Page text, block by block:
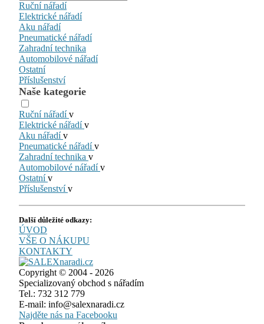
Ruční nářadí
Elektrické nářadí
Aku nářadí
Pneumatické nářadí
Zahradní technika
Automobilové nářadí
Ostatní
Příslušenství
Naše kategorie
Ruční nářadív
Elektrické nářadív
Aku nářadív
Pneumatické nářadív
Zahradní technika v
Automobilové nářadív
Ostatnív
Příslušenstvív
Další důležité odkazy:
ÚVOD
VŠE O NÁKUPU
KONTAKTY
Copyright © 2004 - 2026
Specializovaný obchod s nářadím
Tel.: 732 312 779
E-mail: info@salexnaradi.cz
Najděte nás na Facebooku